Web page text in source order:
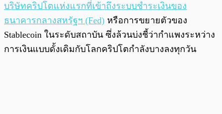
บริษัทคริปโตแห่งแรกที่เข้าถึงระบบชำระเงินของ
ธนาคารกลางสหรัฐฯ (Fed) หรือการขยายตัวของ
Stablecoin ในระดับสถาบัน ซึ่งล้วนบ่งชี้ว่ากำแพงระหว่าง
การเงินแบบดั้งเดิมกับโลกคริปโตกำลังบางลงทุกวัน